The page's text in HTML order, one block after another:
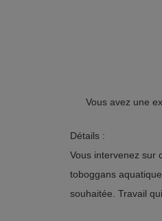
Vous avez une
Détails :
Vous intervenez sur
toboggans
souhaitée. Travail